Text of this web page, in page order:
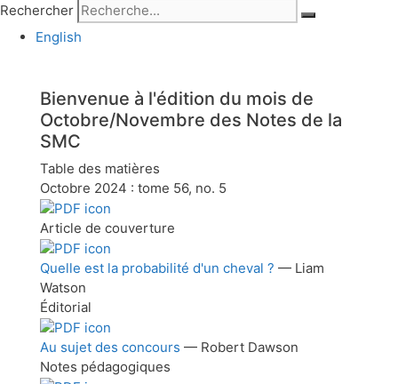
Rechercher
English
Bienvenue à l'édition du mois de
Octobre/Novembre des Notes de la
SMC
Table des matières
Octobre 2024 : tome 56, no. 5
Article de couverture
Quelle est la probabilité d'un cheval ? — Liam
Watson
Éditorial
Au sujet des concours — Robert Dawson
Notes pédagogiques